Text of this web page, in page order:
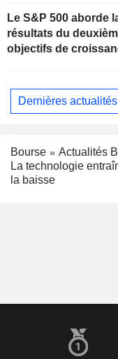
Le S&P 500 aborde
résultats du
objectifs de
Dernières actualités
Bourse
Actualités
La technologie
la baisse